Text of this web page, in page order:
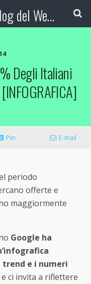
Booking Blog™ - Il blog del Web Marketing Turistico
Degli Italiani
Pin E-mail
periodo
offerte e
maggiormente
Google ha
trend e i numeri
e ci invita a riflettere